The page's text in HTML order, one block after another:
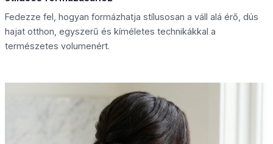
Fedezze fel, hogyan formázhatja stílusosan a váll alá érő, dús
hajat otthon, egyszerű és kíméletes technikákkal a
természetes volumenért.